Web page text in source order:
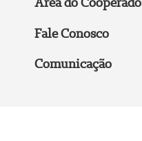
Fale Conosco
Comunicação